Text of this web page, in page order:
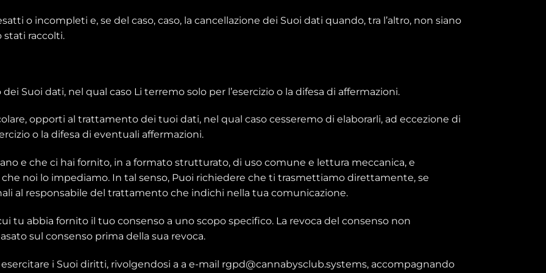
o incompleti e, se del caso, caso, la cancellazione dei Suoi dati quando, tra l’altro, non siano
stati raccolti.
Suoi dati, nel qual caso Li terremo solo per l’esercizio o la difesa di affermazioni.
opporti al trattamento dei tuoi dati, nel qual caso cesseremo di elaborarli, ad eccezione di
o la difesa di eventuali affermazioni.
e che ci hai fornito, in a formato strutturato, di uso comune e lettura meccanica, e
noi lo impediamo. In tal senso, Puoi richiedere che ti trasmettiamo direttamente, se
al responsabile del trattamento che indichi nella tua comunicazione.
tu abbia fornito il tuo consenso a uno scopo specifico. La revoca del consenso non
sul consenso prima della sua revoca.
i Suoi diritti, rivolgendosi a a e-mail rgpd@cannabysclub.systems, accompagnando